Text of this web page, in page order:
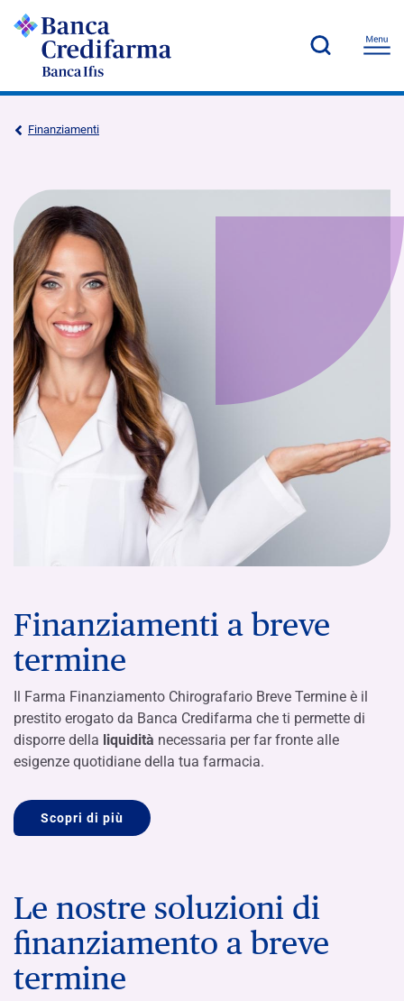
Finanziamenti
Finanziamenti a breve
termine
Il Farma Finanziamento Chirografario Breve Termine è il
prestito erogato da Banca Credifarma che ti permette di
disporre della liquidità necessaria per far fronte alle
esigenze quotidiane della tua farmacia.
Scopri di più
Le nostre soluzioni di
finanziamento a breve
termine